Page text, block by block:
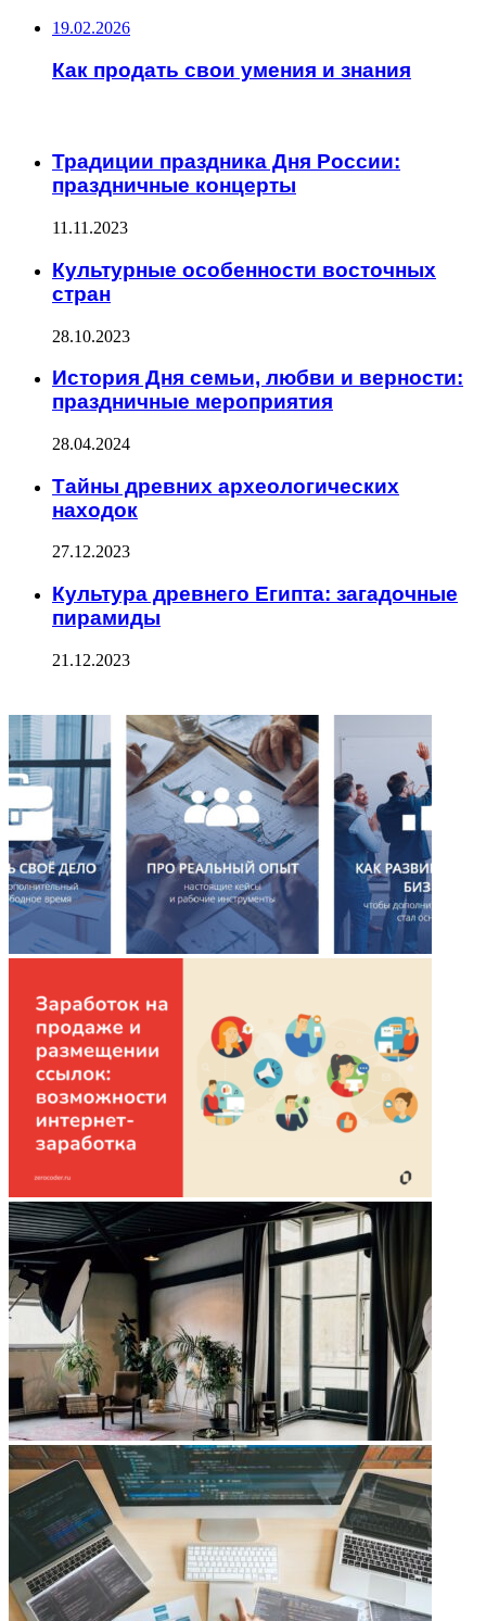
19.02.2026
Как продать свои умения и знания
Традиции праздника Дня России:
праздничные концерты
11.11.2023
Культурные особенности восточных
стран
28.10.2023
История Дня семьи, любви и верности:
праздничные мероприятия
28.04.2024
Тайны древних археологических
находок
27.12.2023
Культура древнего Египта: загадочные
пирамиды
21.12.2023